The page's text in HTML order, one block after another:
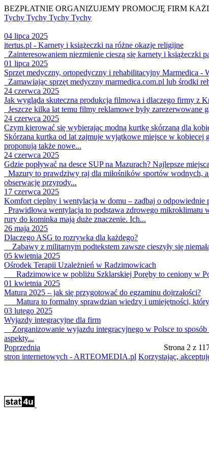
BEZPŁATNIE ORGANIZUJEMY PROMOCJĘ FIRM
Tychy Tychy Tychy Tychy
04 lipca 2025
itertus.pl - Karnety i książeczki na różne okazje religijne
Zainteresowaniem niezmienie cieszą się karnety i
01 lipca 2025
Sprzęt medyczny, ortopedyczny i rehabilitacyjny Marmedica -
Zamawiając sprzęt medyczny marmedica.com.pl lub środki
24 czerwca 2025
Jak wygląda skuteczna produkcja filmowa i dlaczego firmy z
Jeszcze kilka lat temu filmy reklamowe były
24 czerwca 2025
Czym kierować się wybierając modną kurtkę skórzaną dla
Skórzana kurtka od lat zajmuje wyjątkowe miejsce w kobiecej
proponują także nowe...
24 czerwca 2025
Gdzie popływać na desce SUP na Mazurach? Najlepsze
Mazury to prawdziwy raj dla miłośników sportów wodnych,
obserwację przyrody...
17 czerwca 2025
Komfort cieplny i wentylacja w domu – zadbaj o
Prawidłowa wentylacja to podstawa zdrowego mikroklimatu
rury do kominka mają duże znaczenie. Ich...
26 maja 2025
Dlaczego ASG to rozrywka dla każdego?
Zabawy z militarnym podtekstem zawsze cieszyły się
05 kwietnia 2025
Ośrodek Terapii Uzależnień w Radzimowicach
Radzimowice w pobliżu Szklarskiej Poręby to ceniony w
01 kwietnia 2025
Matura 2025 – jak się przygotować do egzaminu dojrzałości?
Matura to formalny sprawdzian wiedzy i umiejętności, który
03 lutego 2025
Wyjazdy integracyjne dla firm
Zorganizowanie wyjazdu integracyjnego w Polsce to
aspekty...
Poprzednia
Strona 2 z
stron internetowych - ARTEOMEDIA.pl Korzystając,